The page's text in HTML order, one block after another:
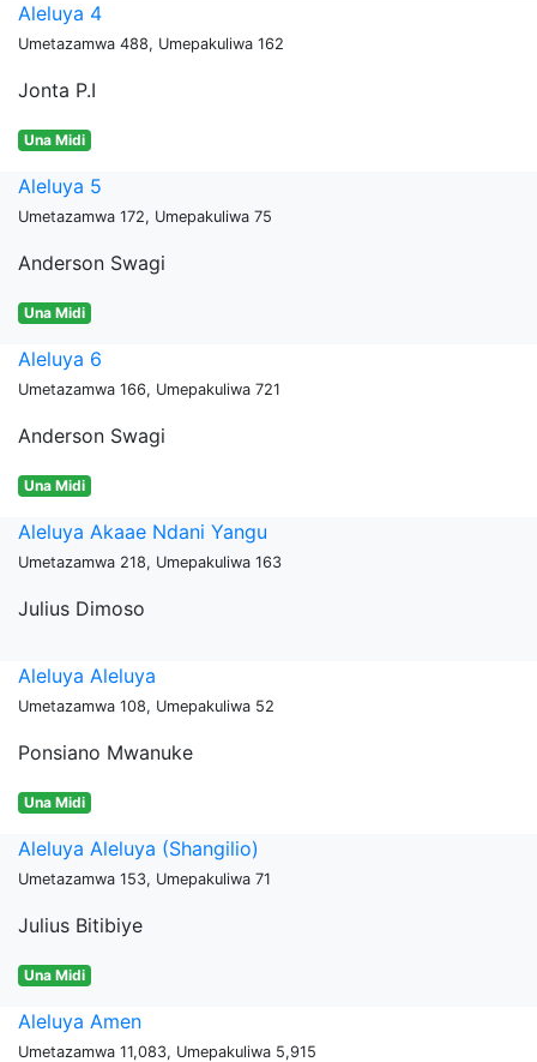
Aleluya 4
Umetazamwa 488, Umepakuliwa 162
Jonta P.I
Una Midi
Aleluya 5
Umetazamwa 172, Umepakuliwa 75
Anderson Swagi
Una Midi
Aleluya 6
Umetazamwa 166, Umepakuliwa 721
Anderson Swagi
Una Midi
Aleluya Akaae Ndani Yangu
Umetazamwa 218, Umepakuliwa 163
Julius Dimoso
Aleluya Aleluya
Umetazamwa 108, Umepakuliwa 52
Ponsiano Mwanuke
Una Midi
Aleluya Aleluya (Shangilio)
Umetazamwa 153, Umepakuliwa 71
Julius Bitibiye
Una Midi
Aleluya Amen
Umetazamwa 11,083, Umepakuliwa 5,915